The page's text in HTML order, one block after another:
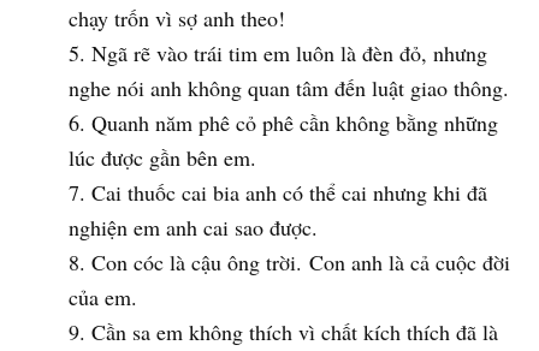
chạy trốn vì sợ anh theo!
Ngã rẽ vào trái tim em luôn là đèn đỏ, nhưng
nghe nói anh không quan tâm đến luật giao thông.
Quanh năm phê cỏ phê cần không bằng những
lúc được gần bên em.
Cai thuốc cai bia anh có thể cai nhưng khi đã
nghiện em anh cai sao được.
Con cóc là cậu ông trời. Con anh là cả cuộc đời
của em.
Cần sa em không thích vì chất kích thích đã là